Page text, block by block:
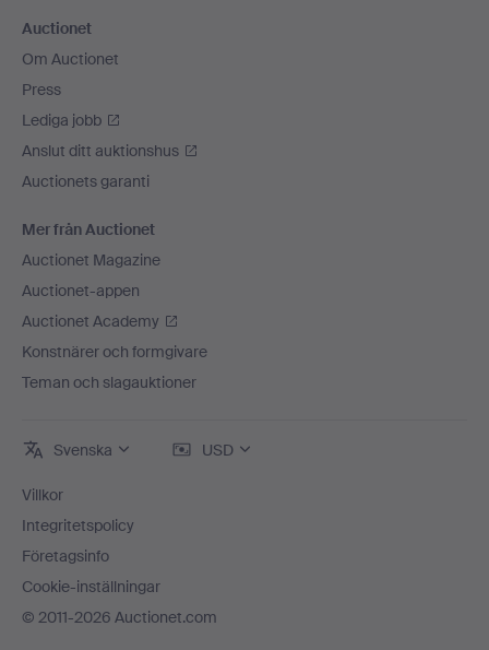
Auctionet
Om Auctionet
Press
Lediga jobb
Anslut ditt auktionshus
Auctionets garanti
Mer från Auctionet
Auctionet Magazine
Auctionet-appen
Auctionet Academy
Konstnärer och formgivare
Teman och slagauktioner
Svenska USD
Villkor
Integritetspolicy
Företagsinfo
Cookie-inställningar
© 2011-2026 Auctionet.com